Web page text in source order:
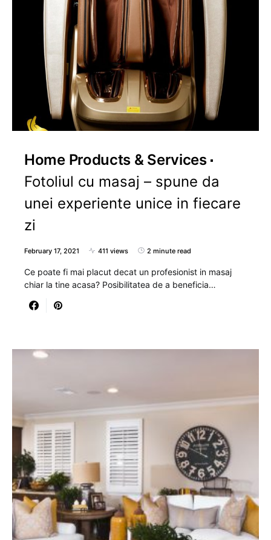
Home Products & Services
Fotoliul cu masaj – spune da
unei experiente unice in fiecare
zi
February 17, 2021 411 views 2 minute read
Ce poate fi mai placut decat un profesionist in masaj
chiar la tine acasa? Posibilitatea de a beneficia…